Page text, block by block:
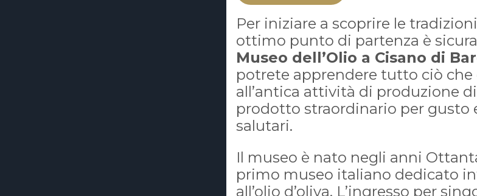
Per iniziare a scoprire le
ottimo punto di partenza è
Museo dell’Olio a Cisano di
potrete apprendere tutto ciò che
all’antica attività di produzione
prodotto straordinario per gusto
salutari.
Il museo è nato negli anni
primo museo italiano dedicato
all’olio d’oliva. L’ingresso per